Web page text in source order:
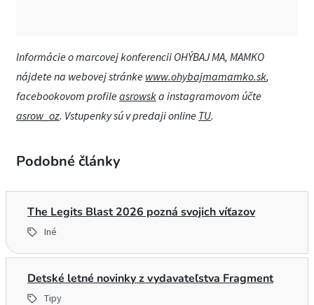
Informácie o marcovej konferencii OHÝBAJ MA, MAMKO
nájdete na webovej stránke www.ohybajmamamko.sk,
facebookovom profileasrowska instagramovom účte
asrow_oz. Vstupenky sú v predaji online TU.
Podobné články
The Legits Blast 2026 pozná svojich víťazov
Iné
Detské letné novinky z vydavateľstva Fragment
Tipy